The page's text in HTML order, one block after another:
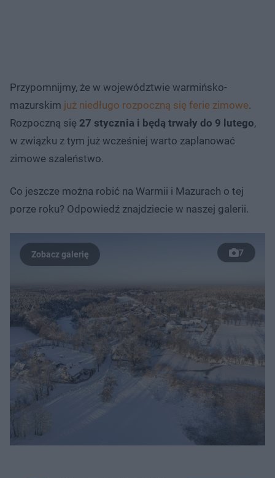
Przypomnijmy, że w województwie warmińsko-
mazurskim już niedługo rozpoczną się ferie zimowe.
Rozpoczną się 27 stycznia i będą trwały do 9 lutego,
w związku z tym już wcześniej warto zaplanować
zimowe szaleństwo.
Co jeszcze można robić na Warmii i Mazurach o tej
porze roku? Odpowiedź znajdziecie w naszej galerii.
7